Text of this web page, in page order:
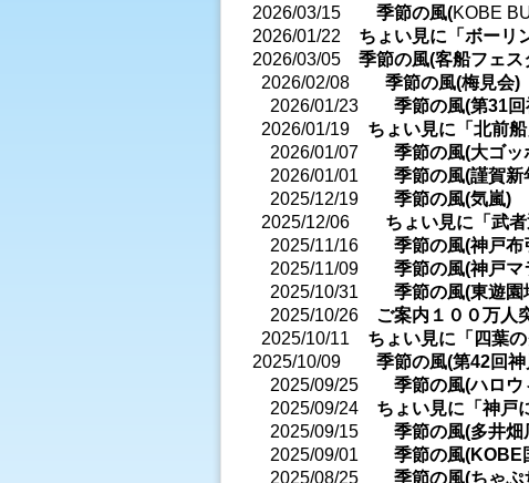
2026/03/15 季節の風(KOBE
2026/01/22
ちょい見に「ボーリ
2026/03/05 季節の風(客船フェス
2026/02/08 季節の風(梅見会)
2026/01/23 季節の風(第31
2026/01/19
ちょい見に「北前
2026/01/07 季節の風(大ゴッ
2026/01/01 季節の風(謹賀新
2025/12/19 季節の風(気嵐)
2025/12/06 ちょい見に「武
2025/11/16 季節の風(神戸布
2025/11/09 季節の風(神戸マ
2025/10/31 季節の風(東遊
2025/10/26
ご案内１００万人
2025/10/11 ちょい見に「四葉
2025/10/09 季節の風(第42回
2025/09/25 季節の風(ハロ
2025/09/24
ちょい見に「神戸
2025/09/15 季節の風(多井畑
2025/09/01 季節の風(KOBE
2025/08/25 季節の風(ちゃぷ